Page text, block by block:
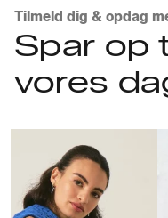
Tilmeld dig & opdag
Spar op
vores